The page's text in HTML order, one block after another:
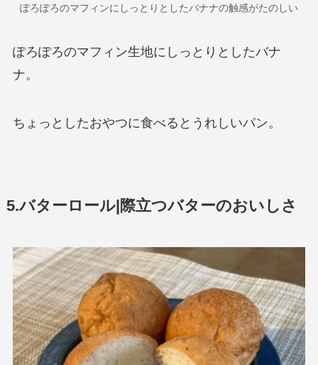
ぽろぽろのマフィンにしっとりとしたバナナの触感がたのしい
ぽろぽろのマフィン生地にしっとりとしたバナ
ナ。
ちょっとしたおやつに食べるとうれしいパン。
5.バターロール|際立つバターのおいしさ